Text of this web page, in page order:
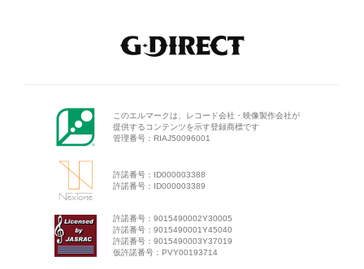
このエルマークは、レコード会社・映像製作会社が
提供するコンテンツを示す登録商標です
管理番号：RIAJ50096001
許諾番号：ID000003388
許諾番号：ID000003389
許諾番号：9015490002Y30005
許諾番号：9015490001Y45040
許諾番号：9015490003Y37019
仮許諾番号：PVY00193714